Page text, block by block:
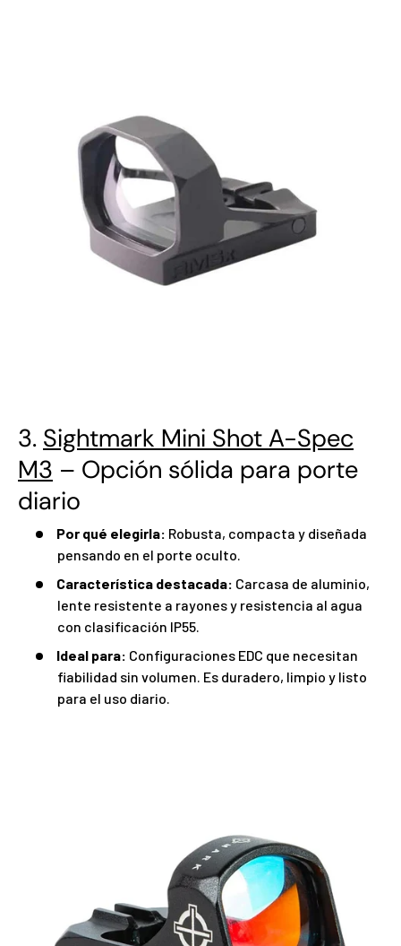
3. Sightmark Mini Shot A-Spec
M3 – Opción sólida para porte
diario
Por qué elegirla: Robusta, compacta y diseñada
pensando en el porte oculto.
Característica destacada: Carcasa de aluminio,
lente resistente a rayones y resistencia al agua
con clasificación IP55.
Ideal para: Configuraciones EDC que necesitan
fiabilidad sin volumen. Es duradero, limpio y listo
para el uso diario.